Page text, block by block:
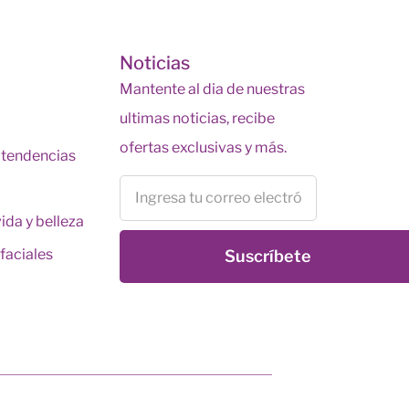
y belleza
Noticias
Mantente al dia de nuestras
ultimas noticias, recibe
ofertas exclusivas y más.
Suscríbete